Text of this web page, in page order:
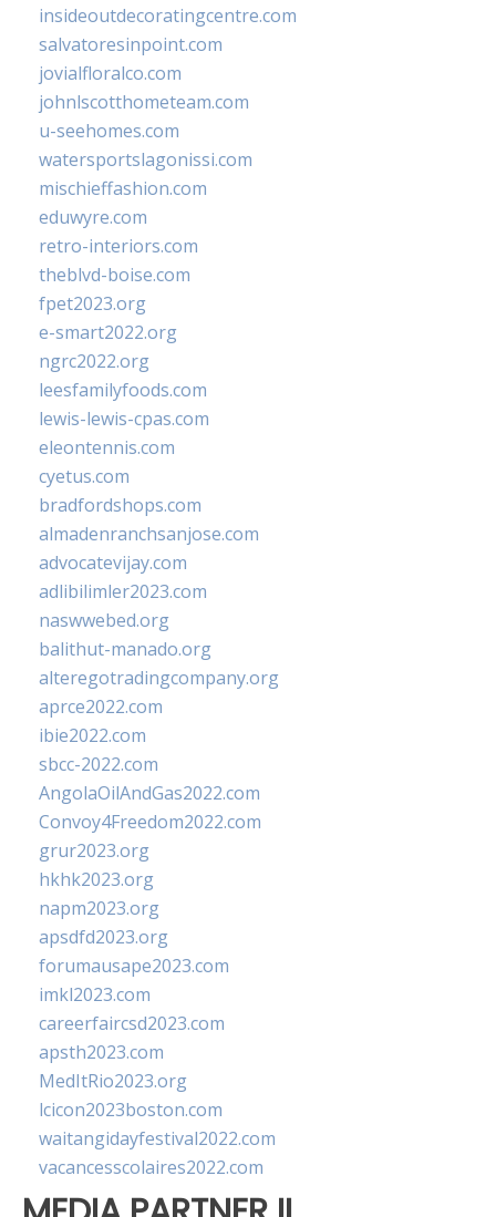
insideoutdecoratingcentre.com
salvatoresinpoint.com
jovialfloralco.com
johnlscotthometeam.com
u-seehomes.com
watersportslagonissi.com
mischieffashion.com
eduwyre.com
retro-interiors.com
theblvd-boise.com
fpet2023.org
e-smart2022.org
ngrc2022.org
leesfamilyfoods.com
lewis-lewis-cpas.com
eleontennis.com
cyetus.com
bradfordshops.com
almadenranchsanjose.com
advocatevijay.com
adlibilimler2023.com
naswwebed.org
balithut-manado.org
alteregotradingcompany.org
aprce2022.com
ibie2022.com
sbcc-2022.com
AngolaOilAndGas2022.com
Convoy4Freedom2022.com
grur2023.org
hkhk2023.org
napm2023.org
apsdfd2023.org
forumausape2023.com
imkl2023.com
careerfaircsd2023.com
apsth2023.com
MedItRio2023.org
lcicon2023boston.com
waitangidayfestival2022.com
vacancesscolaires2022.com